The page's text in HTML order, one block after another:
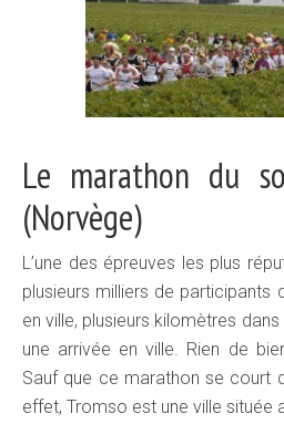
Le marathon du
(Norvège)
L’une des épreuves les plus
plusieurs milliers de participants
en ville, plusieurs kilomètres
une arrivée en ville. Rien de
Sauf que ce marathon se court
effet, Tromso est une ville située